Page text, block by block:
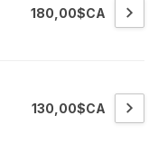
180,00$CA
130,00$CA